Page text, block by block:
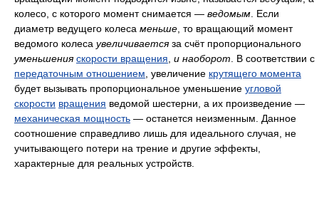
колесо, с которого момент снимается — ведомым. Если
диаметр ведущего колеса меньше, то вращающий момент
ведомого колеса увеличиваетсяза счёт пропорционального
уменьшения скорости вращения, и наоборот. В соответствии с
передаточным отношением, увеличение крутящего момента
будет вызывать пропорциональное уменьшение угловой
скорости вращения ведомой шестерни, а их произведение —
механическая мощность — останется неизменным. Данное
соотношение справедливо лишь для идеального случая, не
учитывающего потери на трение и другие эффекты,
характерные для реальных устройств.